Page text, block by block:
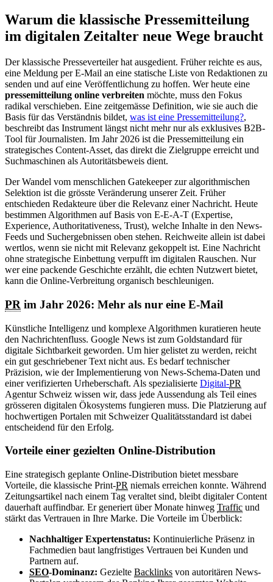
Warum die klassische Pressemitteilung
im digitalen Zeitalter neue Wege braucht
Der klassische Presseverteiler hat ausgedient. Früher reichte es aus,
eine Meldung per E-Mail an eine statische Liste von Redaktionen zu
senden und auf eine Veröffentlichung zu hoffen. Wer heute eine
pressemitteilung online verbreiten möchte, muss den Fokus
radikal verschieben. Eine zeitgemässe Definition, wie sie auch die
Basis für das Verständnis bildet, was ist eine Pressemitteilung?,
beschreibt das Instrument längst nicht mehr nur als exklusives B2B-
Tool für Journalisten. Im Jahr 2026 ist die Pressemitteilung ein
strategisches Content-Asset, das direkt die Zielgruppe erreicht und
Suchmaschinen als Autoritätsbeweis dient.
Der Wandel vom menschlichen Gatekeeper zur algorithmischen
Selektion ist die grösste Veränderung unserer Zeit. Früher
entschieden Redakteure über die Relevanz einer Nachricht. Heute
bestimmen Algorithmen auf Basis von E-E-A-T (Expertise,
Experience, Authoritativeness, Trust), welche Inhalte in den News-
Feeds und Suchergebnissen oben stehen. Reichweite allein ist dabei
wertlos, wenn sie nicht mit Relevanz gekoppelt ist. Eine Nachricht
ohne strategische Einbettung verpufft im digitalen Rauschen. Nur
wer eine packende Geschichte erzählt, die echten Nutzwert bietet,
kann die Online-Verbreitung organisch beschleunigen.
PR im Jahr 2026: Mehr als nur eine E-Mail
Künstliche Intelligenz und komplexe Algorithmen kuratieren heute
den Nachrichtenfluss. Google News ist zum Goldstandard für
digitale Sichtbarkeit geworden. Um hier gelistet zu werden, reicht
ein gut geschriebener Text nicht aus. Es bedarf technischer
Präzision, wie der Implementierung von News-Schema-Daten und
einer verifizierten Urheberschaft. Als spezialisierte Digital-PR
Agentur Schweiz wissen wir, dass jede Aussendung als Teil eines
grösseren digitalen Ökosystems fungieren muss. Die Platzierung auf
hochwertigen Portalen mit Schweizer Qualitätsstandard ist dabei
entscheidend für den Erfolg.
Vorteile einer gezielten Online-Distribution
Eine strategisch geplante Online-Distribution bietet messbare
Vorteile, die klassische Print-PR niemals erreichen konnte. Während
Zeitungsartikel nach einem Tag veraltet sind, bleibt digitaler Content
dauerhaft auffindbar. Er generiert über Monate hinweg Traffic und
stärkt das Vertrauen in Ihre Marke. Die Vorteile im Überblick:
Nachhaltiger Expertenstatus: Kontinuierliche Präsenz in
Fachmedien baut langfristiges Vertrauen bei Kunden und
Partnern auf.
SEO-Dominanz: Gezielte Backlinks von autoritären News-